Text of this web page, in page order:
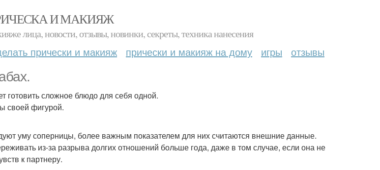
И МАКИЯЖ
лица, новости, отзывы, новинки, секреты, техника нанесения
прически и макияж прически и макияж на дому игры отзывы
готовить сложное блюдо для себя одной.
своей фигурой.
уму соперницы, более важным показателем для них считаются внешние данные.
из-за разрыва долгих отношений больше года, даже в том случае, если она не
к партнеру.